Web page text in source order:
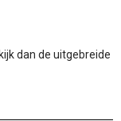
dan de uitgebreide